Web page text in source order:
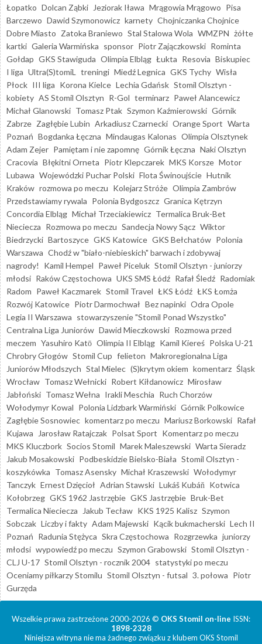
Łopatko Dolcan Ząbki Jeziorak Iława Mrągowia Mrągowo Pisa
Barczewo Dawid Szymonowicz karnety Chojniczanka Chojnice
Dobre Miasto Zatoka Braniewo Stal Stalowa Wola WMZPN żółte
kartki Galeria Warmińska sponsor Piotr Zajączkowski Rominta
Gołdap GKS Stawiguda Olimpia Elbląg Łukta Resovia Biskupiec
I liga Ultra(S)tomiL treningi Miedź Legnica GKS Tychy Wisła
Płock III liga Korona Kielce Lechia Gdańsk Stomil Olsztyn -
kobiety AS Stomil Olsztyn R-Gol terminarz Paweł Alancewicz
Michał Glanowski Tomasz Ptak Szymon Kaźmierowski Górnik
Zabrze Zagłębie Lubin Arkadiusz Czarnecki Orange Sport Warta
Poznań Bogdanka Łęczna Mindaugas Kalonas Olimpia Olsztynek
Adam Zejer Pamiętam i nie zapomnę Górnik Łęczna Naki Olsztyn
Cracovia Błękitni Orneta Piotr Klepczarek MKS Korsze Motor
Lubawa Wojewódzki Puchar Polski Flota Świnoujście Hutnik
Kraków rozmowa po meczu Kolejarz Stróże Olimpia Zambrów
Przedstawiamy rywala Polonia Bydgoszcz Granica Kętrzyn
Concordia Elbląg Michał Trzeciakiewicz Termalica Bruk-Bet
Nieciecza Rozmowa po meczu Sandecja Nowy Sącz Wiktor
Biedrzycki Bartoszyce GKS Katowice GKS Bełchatów Polonia
Warszawa Chodź w "biało-niebieskich" barwach i zdobywaj
nagrody!
Kamil Hempel Paweł Piceluk Stomil Olsztyn - juniorzy
młodsi Raków Częstochowa UKS SMS Łódź Rafał Śledź Radomiak
Radom Paweł Kaczmarek Stomil Travel ŁKS Łódź ŁKS Łomża
Rozwój Katowice Piotr Darmochwał Bez napinki Odra Opole
Legia II Warszawa stowarzyszenie "Stomil Ponad Wszystko"
Centralna Liga Juniorów Dawid Mieczkowski Rozmowa przed
meczem Yasuhiro Katō Olimpia II Elbląg Kamil Kiereś Polska U-21
Chrobry Głogów Stomil Cup felieton Makroregionalna Liga
Juniorów Młodszych Stal Mielec (S)krytym okiem komentarz Śląsk
Wrocław Tomasz Wełnicki Robert Kiłdanowicz Mirosław
Jabłoński Tomasz Wełna Irakli Meschia Ruch Chorzów
Wołodymyr Kowal Polonia Lidzbark Warmiński Górnik Polkowice
Zagłębie Sosnowiec komentarz po meczu Mariusz Borkowski Rafał
Kujawa
Jarosław Ratajczak Polsat Sport Komentarz po meczu
MKS Kluczbork Socios Stomil Marek Maleszewski Warta Sieradz
Jakub Mosakowski Podbeskidzie Bielsko-Biała Stomil Olsztyn -
koszykówka Tomasz Asensky Michał Kraszewski Wołodymyr
Tanczyk Ernest Dzięcioł Adrian Stawski Lukáš Kubáň Kotwica
Kołobrzeg GKS 1962 Jastrzębie GKS Jastrzębie Bruk-Bet
Termalica Nieciecza
Jakub Tecław KKS 1925 Kalisz Szymon
Sobczak Liczby i fakty Adam Majewski Kącik bukmacherski Lech II
Poznań Radunia Stężyca Skra Częstochowa Rozgrzewka juniorzy
młodsi wypowiedź po meczu Szymon Grabowski Stomil Olsztyn -
CLJ U-17 Stomil Olsztyn - rocznik 2004 statystyki po meczu
Oceniamy piłkarzy Stomilu Stomil Olsztyn - futsal 3. połowa Piotr
Gurzęda
Wszelkie prawa zastrzeżone 2000-2026 © OKS Stomil on-line ISSN:
1898-2328
Niniejsza witryna nie ma żadnego związku z klubem OKS Stomil